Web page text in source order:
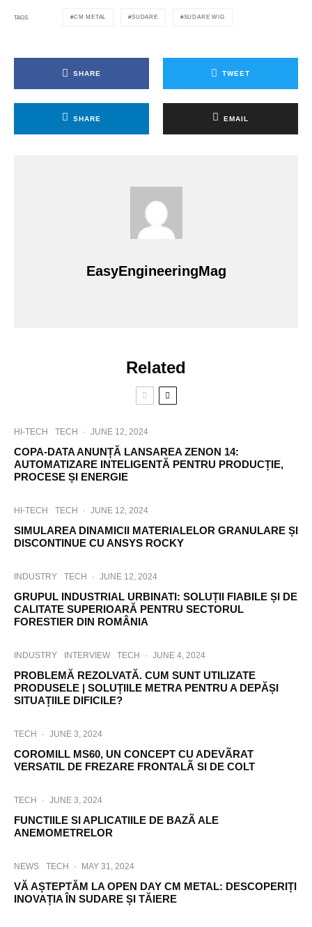
TAGS CM METAL SUDARE SUDARE WIG
SHARE TWEET
SHARE EMAIL
EasyEngineeringMag
Related
HI-TECH TECH · JUNE 12, 2024
COPA-DATA ANUNȚĂ LANSAREA ZENON 14:
AUTOMATIZARE INTELIGENTĂ PENTRU PRODUCȚIE,
PROCESE ȘI ENERGIE
HI-TECH TECH · JUNE 12, 2024
SIMULAREA DINAMICII MATERIALELOR GRANULARE ȘI
DISCONTINUE CU ANSYS ROCKY
INDUSTRY TECH · JUNE 12, 2024
GRUPUL INDUSTRIAL URBINATI: SOLUȚII FIABILE ȘI DE
CALITATE SUPERIOARĂ PENTRU SECTORUL
FORESTIER DIN ROMÂNIA
INDUSTRY INTERVIEW TECH · JUNE 4, 2024
PROBLEMĂ REZOLVATĂ. CUM SUNT UTILIZATE
PRODUSELE | SOLUȚIILE METRA PENTRU A DEPĂȘI
SITUAȚIILE DIFICILE?
TECH · JUNE 3, 2024
COROMILL MS60, UN CONCEPT CU ADEVÃRAT
VERSATIL DE FREZARE FRONTALÃ SI DE COLT
TECH · JUNE 3, 2024
FUNCTIILE SI APLICATIILE DE BAZÃ ALE
ANEMOMETRELOR
NEWS TECH · MAY 31, 2024
VĂ AȘTEPTĂM LA OPEN DAY CM METAL: DESCOPERIȚI
INOVAȚIA ÎN SUDARE ȘI TĂIERE